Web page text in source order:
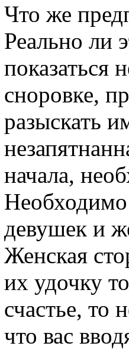
Что же
Реально ли
показаться
сноровке,
разыскать
начала,
Необходимо
девушек и
Женская
их удочку
счастье, то
что вас